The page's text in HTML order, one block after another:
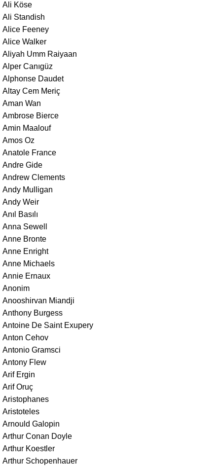
Ali Köse
Ali Standish
Alice Feeney
Alice Walker
Aliyah Umm Raiyaan
Alper Canıgüz
Alphonse Daudet
Altay Cem Meriç
Aman Wan
Ambrose Bierce
Amin Maalouf
Amos Oz
Anatole France
Andre Gide
Andrew Clements
Andy Mulligan
Andy Weir
Anıl Basılı
Anna Sewell
Anne Bronte
Anne Enright
Anne Michaels
Annie Ernaux
Anonim
Anooshirvan Miandji
Anthony Burgess
Antoine De Saint Exupery
Anton Cehov
Antonio Gramsci
Antony Flew
Arif Ergin
Arif Oruç
Aristophanes
Aristoteles
Arnould Galopin
Arthur Conan Doyle
Arthur Koestler
Arthur Schopenhauer